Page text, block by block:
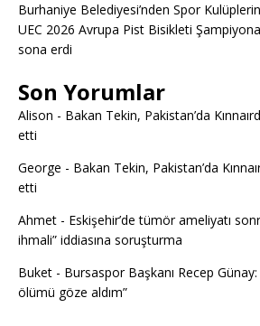
Burhaniye Belediyesi’nden Spor
UEC 2026 Avrupa Pist Bisikleti
sona erdi
Son Yorumlar
Alison - Bakan Tekin, Pakistan’da
etti
George - Bakan Tekin, Pakistan’da
etti
Ahmet - Eskişehir’de tümör ameliyatı
ihmali” iddiasına soruşturma
Buket - Bursaspor Başkanı Recep
ölümü göze aldım”